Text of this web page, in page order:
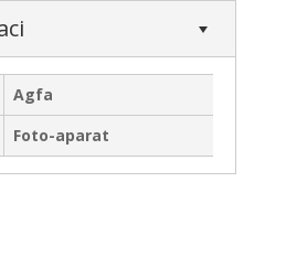
Agfa
Foto-aparat